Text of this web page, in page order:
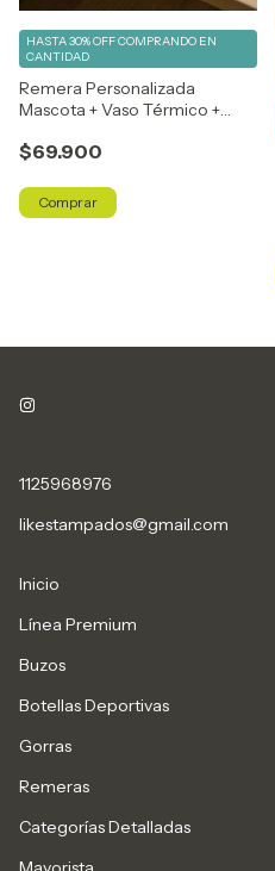
Remera Personalizada
Mascota + Vaso Térmico +
$69.900
HASTA 30% OFFCOMPRANDO EN
CANTIDAD
Comprar
1125968976
likestampados@gmail.com
Inicio
Línea Premium
Buzos
Botellas Deportivas
Gorras
Remeras
Categorías Detalladas